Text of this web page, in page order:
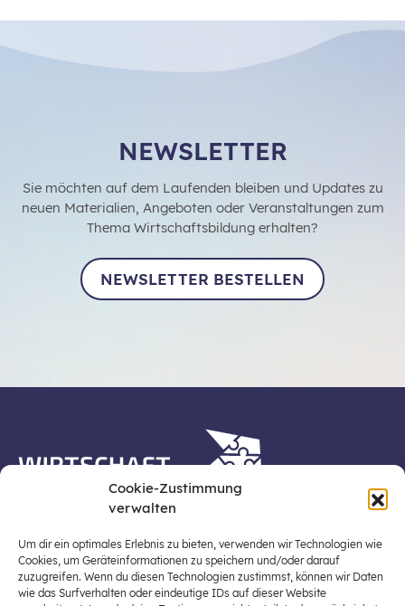
Cookie-Zustimmung
verwalten
Um dir ein optimales Erlebnis zu bieten, verwenden wir Technologien wie
Cookies, um Geräteinformationen zu speichern und/oder darauf
zuzugreifen. Wenn du diesen Technologien zustimmst, können wir Daten
wie das Surfverhalten oder eindeutige IDs auf dieser Website
NEWSLETTER
Sie möchten auf dem Laufenden bleiben und Updates zu
neuen Materialien, Angeboten oder Veranstaltungen zum
Thema Wirtschaftsbildung erhalten?
NEWSLETTER BESTELLEN
Stiftung für Wirtschaftsbildung, Österreichs zentraler
Plattform für die Stärkung und Verbreiterung einer
lebensweltbezogenen und verantwortungsvollen
Wirtschaftsbildung in der schulischen Allgemeinbildung